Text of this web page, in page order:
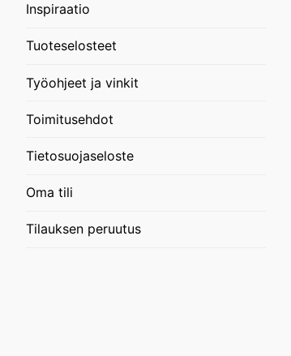
Inspiraatio
Tuoteselosteet
Työohjeet ja vinkit
Toimitusehdot
Tietosuojaseloste
Oma tili
Tilauksen peruutus